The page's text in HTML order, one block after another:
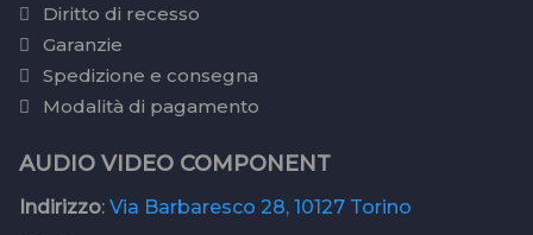
Diritto di recesso
Garanzie
Spedizione e consegna
Modalità di pagamento
AUDIO VIDEO COMPONENT
Indirizzo: Via Barbaresco 28, 10127 Torino